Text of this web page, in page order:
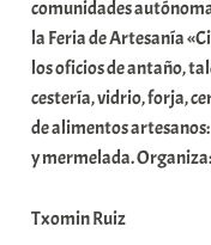
comunidades
la Feria de Artesanía
los oficios de antaño,
cestería, vidrio, forja,
de alimentos
y mermelada.
Txomin Ruiz